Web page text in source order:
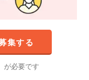
集する
が必要です